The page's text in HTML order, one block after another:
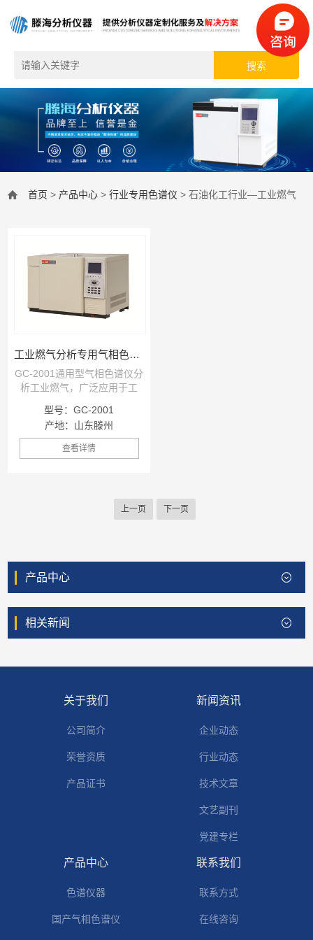
首页 > 产品中心 >行业专用色谱仪 > 石油化工行业—工业燃气
工业燃气分析专用气相色谱仪
GC-2001通用型气相色谱仪分
析工业燃气，广泛应用于工
业、燃气计量检测部门、科
研、环保和配气等行业。性能
价格比高，完整的双气路设计
型号：GC-2001
产地：山东滕州
查看详情
上一页 下一页
产品中心
相关新闻
关于我们
公司简介
荣誉资质
产品证书
新闻资讯
企业动态
行业动态
技术文章
文艺副刊
党建专栏
产品中心
色谱仪器
国产气相色谱仪
联系我们
联系方式
在线咨询